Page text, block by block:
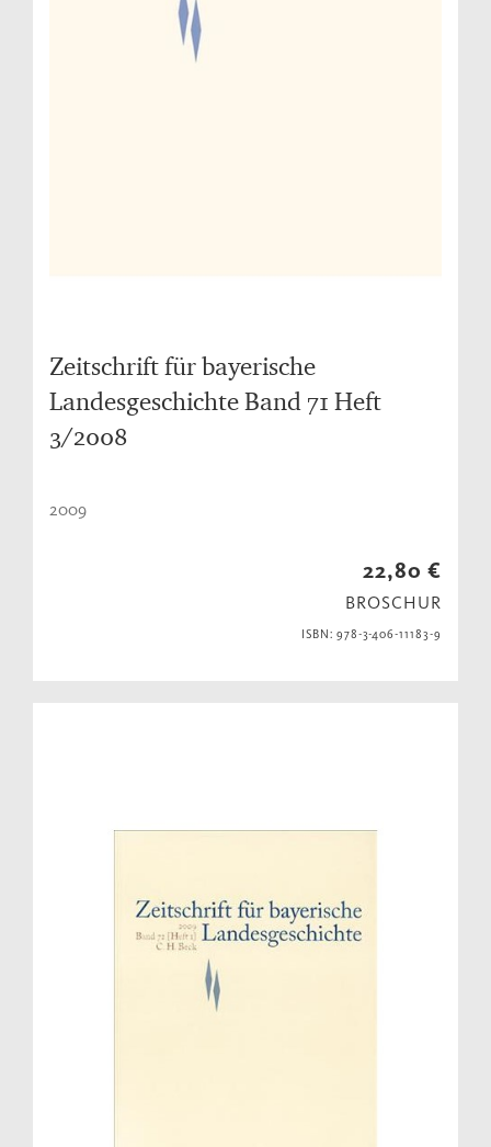
Zeitschrift für bayerische
Landesgeschichte Band 71 Heft
3/2008
2009
22,80 €
BROSCHUR
ISBN: 978-3-406-11183-9